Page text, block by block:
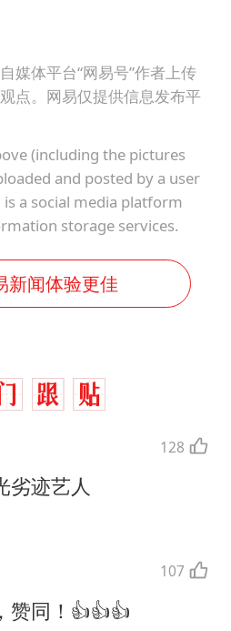
媒体平台“网易号”作者上传
点。网易仅提供信息发布平
(including the pictures
and posted by a user
is a social media platform
storage services.
新闻体验更佳
128
劣迹艺人
107
赞同！👍👍👍